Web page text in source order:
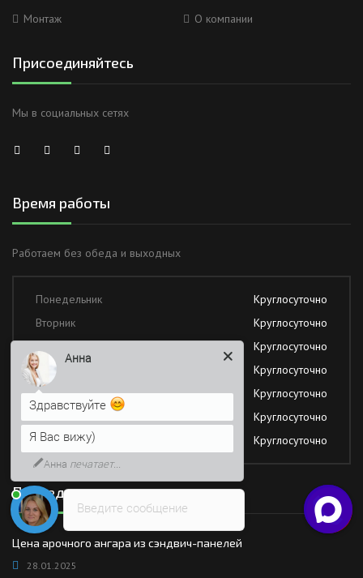
Монтаж О компании
Присоединяйтесь
Мы в социальных сетях
Время работы
Работаем без обеда и выходных
Понедельник
Круглосуточно
Вторник
Круглосуточно
Круглосуточно
Четверг
Круглосуточно
Пятница
Круглосуточно
Суббота
Круглосуточно
Воскресение
Круглосуточно
Последние новости
Цена арочного ангара из сэндвич-панелей
28.01.2025
Введите сообщение
Анна
Здравствуйте
Я Вас вижу)
Анна печатает...